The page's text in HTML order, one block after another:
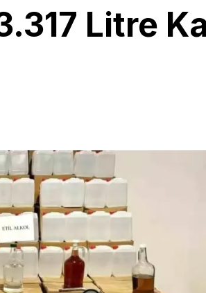
Litre